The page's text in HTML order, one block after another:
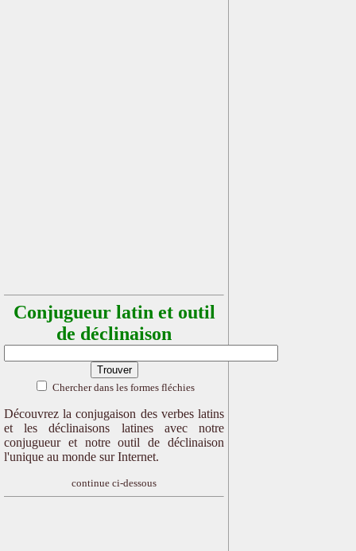
Conjugueur latin et outil
de déclinaison
Chercher dans les formes fléchies
Découvrez la conjugaison des verbes latins
et les déclinaisons latines avec notre
conjugueur et notre outil de déclinaison
l'unique au monde sur Internet.
continue ci-dessous